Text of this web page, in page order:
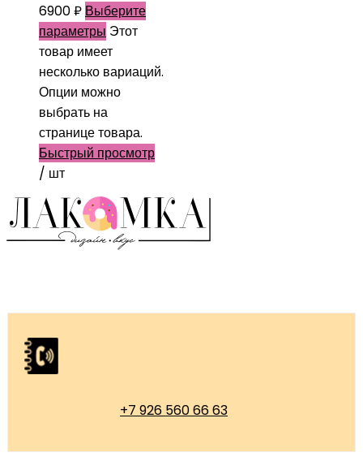
6900₽ Выберите
параметры Этот
товар имеет
несколько вариаций.
Опции можно
выбрать на
странице товара.
Быстрый просмотр
/ шт
+7 926 560 66 63